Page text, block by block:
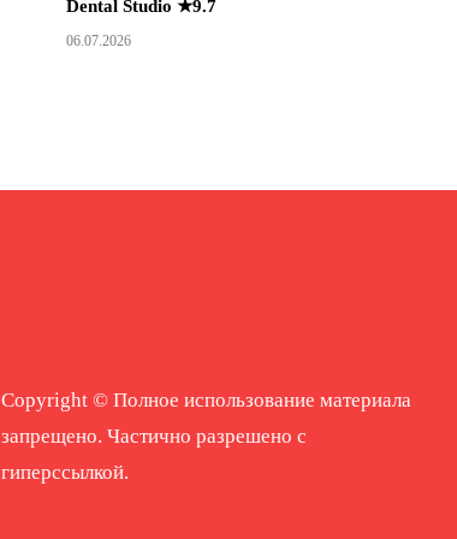
Dental Studio ★9.7
06.07.2026
Copyright © Полное использование материала
запрещено. Частично разрешено с
гиперссылкой.